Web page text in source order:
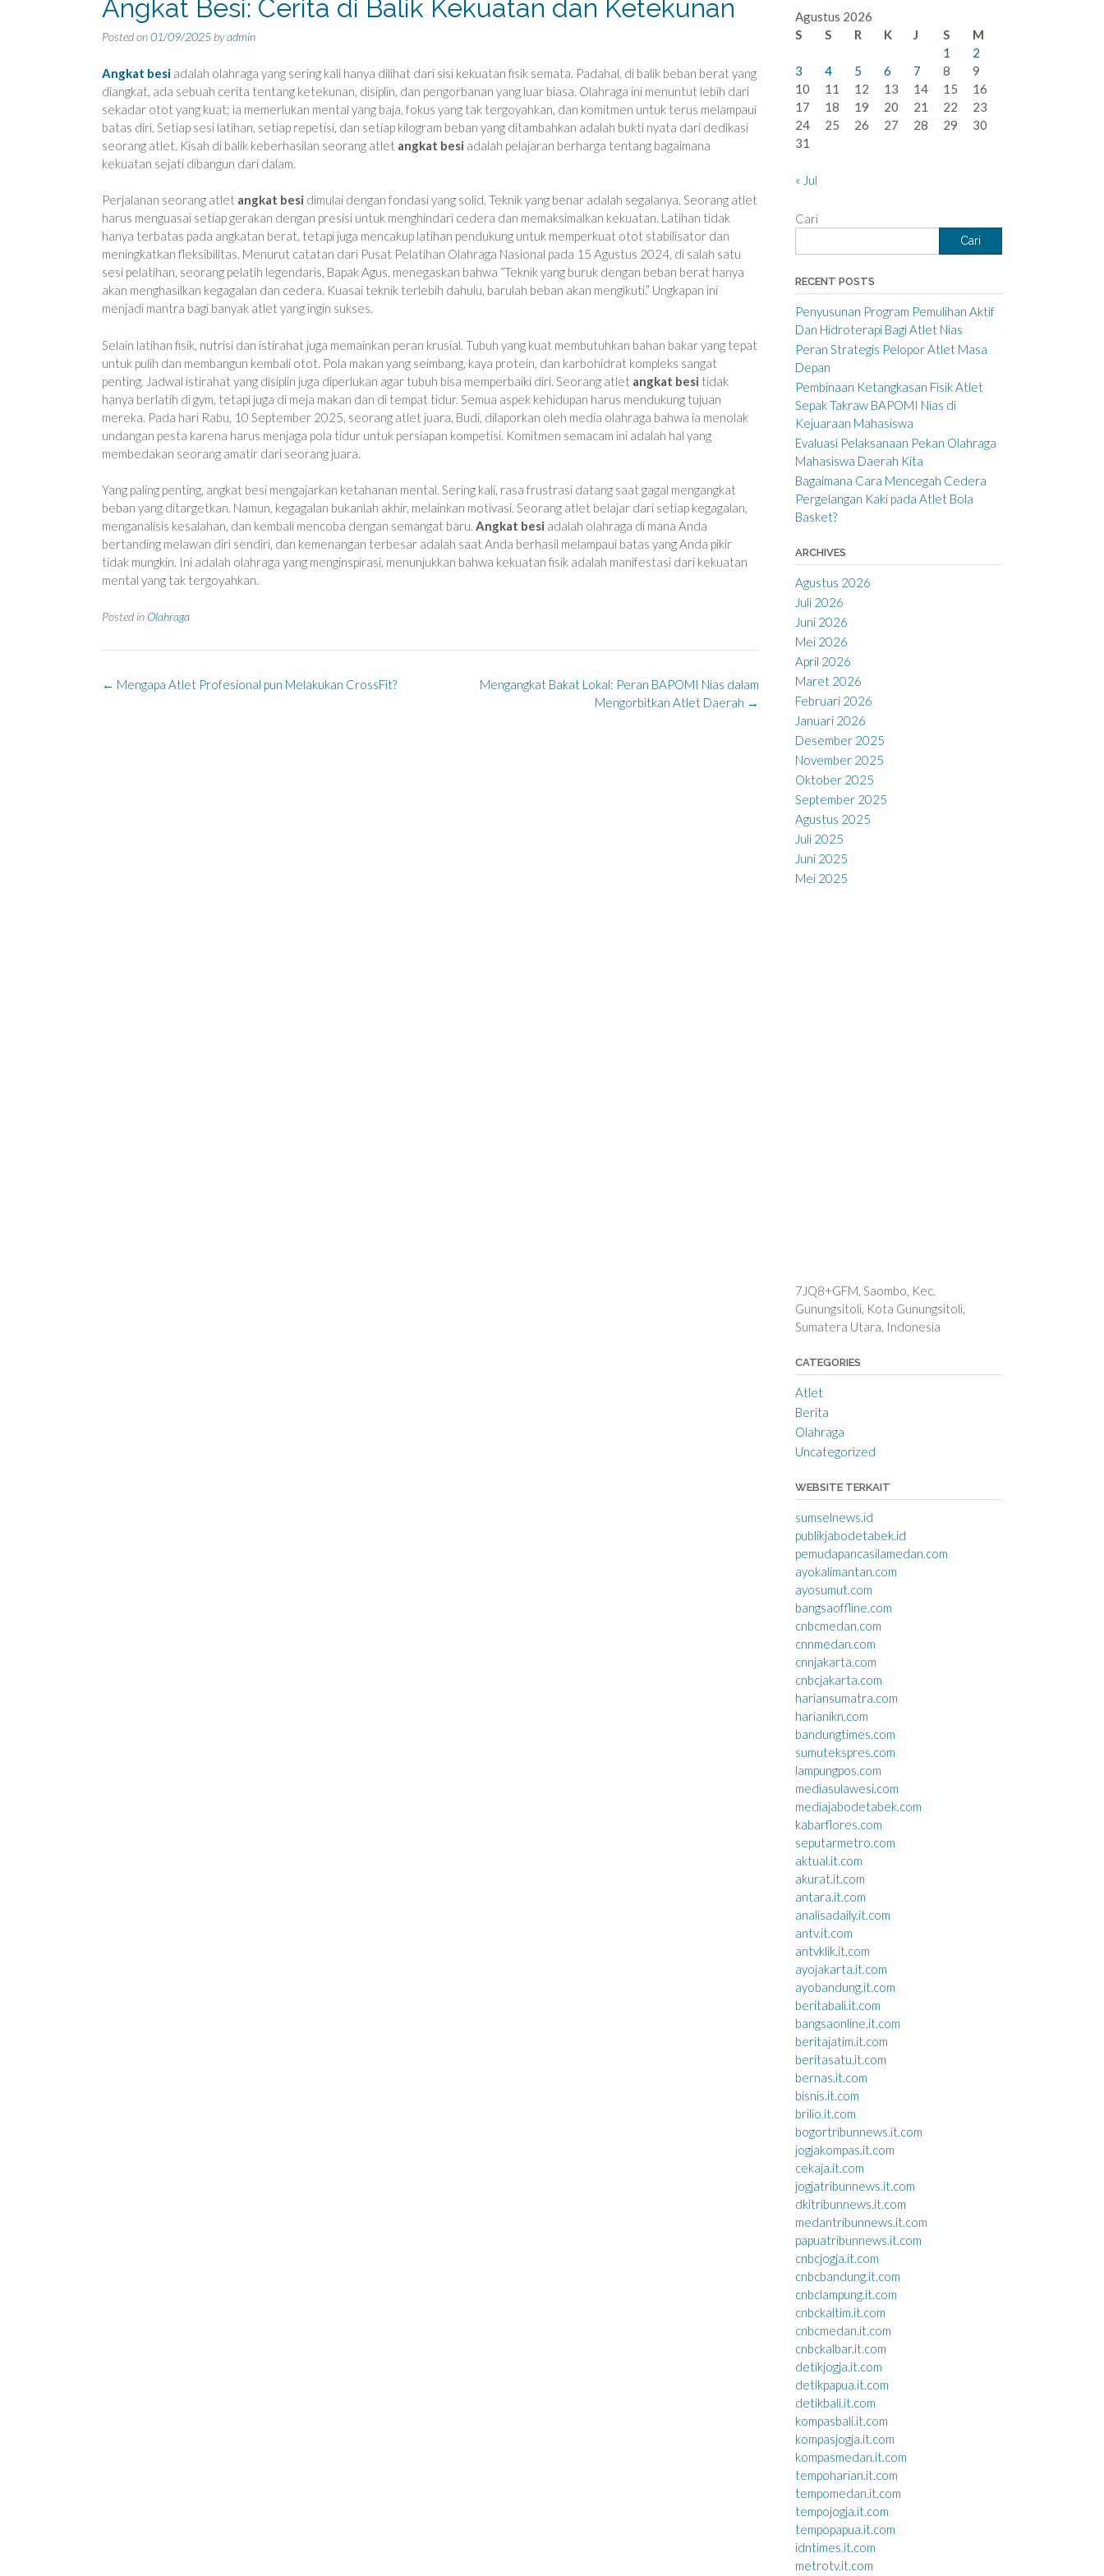
Angkat Besi: Cerita di Balik Kekuatan dan Ketekunan
Posted on01/09/2025 byadmin
Angkat besi adalah olahraga yang sering kali hanya dilihat dari sisi kekuatan fisik semata. Padahal, di balik beban berat yang
diangkat, ada sebuah cerita tentang ketekunan, disiplin, dan pengorbanan yang luar biasa. Olahraga ini menuntut lebih dari
sekadar otot yang kuat; ia memerlukan mental yang baja, fokus yang tak tergoyahkan, dan komitmen untuk terus melampaui
batas diri. Setiap sesi latihan, setiap repetisi, dan setiap kilogram beban yang ditambahkan adalah bukti nyata dari dedikasi
seorang atlet. Kisah di balik keberhasilan seorang atlet angkat besi adalah pelajaran berharga tentang bagaimana
kekuatan sejati dibangun dari dalam.
Perjalanan seorang atlet angkat besi dimulai dengan fondasi yang solid. Teknik yang benar adalah segalanya. Seorang atlet
harus menguasai setiap gerakan dengan presisi untuk menghindari cedera dan memaksimalkan kekuatan. Latihan tidak
hanya terbatas pada angkatan berat, tetapi juga mencakup latihan pendukung untuk memperkuat otot stabilisator dan
meningkatkan fleksibilitas. Menurut catatan dari Pusat Pelatihan Olahraga Nasional pada 15 Agustus 2024, di salah satu
sesi pelatihan, seorang pelatih legendaris, Bapak Agus, menegaskan bahwa “Teknik yang buruk dengan beban berat hanya
akan menghasilkan kegagalan dan cedera. Kuasai teknik terlebih dahulu, barulah beban akan mengikuti.” Ungkapan ini
menjadi mantra bagi banyak atlet yang ingin sukses.
Selain latihan fisik, nutrisi dan istirahat juga memainkan peran krusial. Tubuh yang kuat membutuhkan bahan bakar yang tepat
untuk pulih dan membangun kembali otot. Pola makan yang seimbang, kaya protein, dan karbohidrat kompleks sangat
penting. Jadwal istirahat yang disiplin juga diperlukan agar tubuh bisa memperbaiki diri. Seorang atlet angkat besi tidak
hanya berlatih di gym, tetapi juga di meja makan dan di tempat tidur. Semua aspek kehidupan harus mendukung tujuan
mereka. Pada hari Rabu, 10 September 2025, seorang atlet juara, Budi, dilaporkan oleh media olahraga bahwa ia menolak
undangan pesta karena harus menjaga pola tidur untuk persiapan kompetisi. Komitmen semacam ini adalah hal yang
membedakan seorang amatir dari seorang juara.
Yang paling penting, angkat besi mengajarkan ketahanan mental. Sering kali, rasa frustrasi datang saat gagal mengangkat
beban yang ditargetkan. Namun, kegagalan bukanlah akhir, melainkan motivasi. Seorang atlet belajar dari setiap kegagalan,
menganalisis kesalahan, dan kembali mencoba dengan semangat baru. Angkat besi adalah olahraga di mana Anda
bertanding melawan diri sendiri, dan kemenangan terbesar adalah saat Anda berhasil melampaui batas yang Anda pikir
tidak mungkin. Ini adalah olahraga yang menginspirasi, menunjukkan bahwa kekuatan fisik adalah manifestasi dari kekuatan
mental yang tak tergoyahkan.
Posted in Olahraga
Post
Mengangkat Bakat Lokal: Peran BAPOMI Nias dalam
Mengorbitkan Atlet Daerah →
← Mengapa Atlet Profesional pun Melakukan CrossFit?
Agustus 2026
S
S R K J S
M
1
2
3
4 5 6 7 8
9
10
11 12 13 14 15
16
17
18 19 20 21 22
23
24
25 26 27 28 29
30
31
« Jul
Cari
Cari
RECENT POSTS
Penyusunan Program Pemulihan Aktif
Dan Hidroterapi Bagi Atlet Nias
Peran Strategis Pelopor Atlet Masa
Depan
Pembinaan Ketangkasan Fisik Atlet
Sepak Takraw BAPOMI Nias di
Kejuaraan Mahasiswa
Evaluasi Pelaksanaan Pekan Olahraga
Mahasiswa Daerah Kita
Bagaimana Cara Mencegah Cedera
Pergelangan Kaki pada Atlet Bola
Basket?
ARCHIVES
Agustus 2026
Juli 2026
Juni 2026
Mei 2026
April 2026
Maret 2026
Februari 2026
Januari 2026
Desember 2025
November 2025
Oktober 2025
September 2025
Agustus 2025
Juli 2025
Juni 2025
Mei 2025
7JQ8+GFM, Saombo, Kec.
Gunungsitoli, Kota Gunungsitoli,
Sumatera Utara, Indonesia
CATEGORIES
Atlet
Berita
Olahraga
Uncategorized
WEBSITE TERKAIT
sumselnews.id
publikjabodetabek.id
pemudapancasilamedan.com
ayokalimantan.com
ayosumut.com
bangsaoffline.com
cnbcmedan.com
cnnmedan.com
cnnjakarta.com
cnbcjakarta.com
hariansumatra.com
harianikn.com
bandungtimes.com
sumutekspres.com
lampungpos.com
mediasulawesi.com
mediajabodetabek.com
kabarflores.com
seputarmetro.com
aktual.it.com
akurat.it.com
antara.it.com
analisadaily.it.com
antv.it.com
antvklik.it.com
ayojakarta.it.com
ayobandung.it.com
beritabali.it.com
bangsaonline.it.com
beritajatim.it.com
beritasatu.it.com
bernas.it.com
bisnis.it.com
brilio.it.com
bogortribunnews.it.com
jogjakompas.it.com
cekaja.it.com
jogjatribunnews.it.com
dkitribunnews.it.com
medantribunnews.it.com
papuatribunnews.it.com
cnbcjogja.it.com
cnbcbandung.it.com
cnbclampung.it.com
cnbckaltim.it.com
cnbcmedan.it.com
cnbckalbar.it.com
detikjogja.it.com
detikpapua.it.com
detikbali.it.com
kompasbali.it.com
kompasjogja.it.com
kompasmedan.it.com
tempoharian.it.com
tempomedan.it.com
tempojogja.it.com
tempopapua.it.com
idntimes.it.com
metrotv.it.com